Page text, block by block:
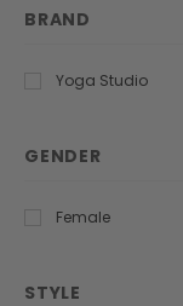
BRAND
Yoga Studio
GENDER
Female
STYLE